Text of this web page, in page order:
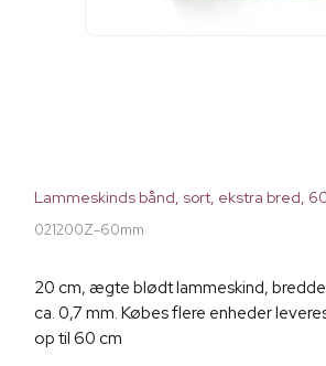
Lammeskinds bånd, sort, ekstra bred,
021200Z-60mm
20 cm, ægte blødt lammeskind,
ca. 0,7 mm. Købes flere enheder
op til 60 cm